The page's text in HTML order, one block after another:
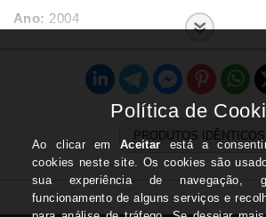
Ano: 2004
Nova
PRODUTOS IDÊNTICOS